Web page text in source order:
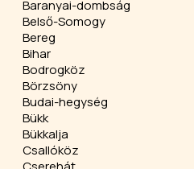
Baranyai-dombság
Belső-Somogy
Bereg
Bihar
Bodrogköz
Börzsöny
Budai-hegység
Bükk
Bükkalja
Csallóköz